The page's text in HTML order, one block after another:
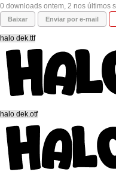
0 downloads ontem, 2 nos últimos
Baixar Enviar por e-mail
halo dek.ttf
halo dek.otf